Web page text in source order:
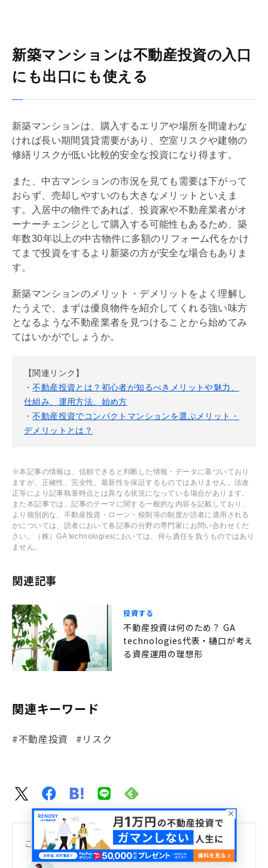
新築マンションは不動産投資の入口
にも出口にも使える
新築マンションは、購入するエリアや場所を間違わな
ければ長い期間賃貸需要があり、空室リスクや建物の
修繕リスクが低い比較的安全な投資になり得ます。
また、中古マンションの市況を見ても需要は下がって
おらず、売却しやすいのも大きなメリットといえま
す。入居中の物件であれば、投資家や不動産業者がオ
ーナーチェンジとして購入する可能性もあるため、築
年数30年以上の中古物件に多額のリフォーム代をかけ
てまで投資をするより新築の方が安全な場合もありま
す。
新築マンションのメリット・デメリットをよく理解し
たうえで、まずは優良物件を紹介してくれる強い味方
となるような不動産業者を見つけることから始めてみ
てはいかがでしょうか。
【関連リンク】
・不動産投資とは？初心者が知るべきメリットや魅力、
仕組み、運用方法、始め方
・不動産投資でコンパクトマンションを選ぶメリット・
デメリットとは？
※本記事の情報は、信頼できると判断した情報・データに基づいており
ますが、正確性、完全性、最新性を保証するものではありません。法改
正等により記事執筆時点とは異なる状況になっている場合があります。
また本記事では、記事のテーマに関する一般的な内容を記載しており、
より個別的な、不動産投資・ローン・税制等の制度が読者に適用される
かについては、読者において各記事の分野の専門家にお問い合わせくだ
さい。（株）GA technologiesにおいては、何ら責任を負うものではあり
ません。
関連記事
投資する
不動産投資は何のため？ GA
technologies代表・樋口が考え
る資産運用の理想形
関連キーワード
#不動産投資 #リスク
この記事を書いた人